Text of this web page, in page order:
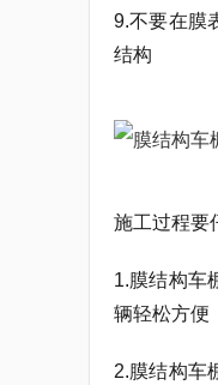
9.不要在膜
结构
施工过程要
1.膜结构车
辆轻松方便
2.膜结构车